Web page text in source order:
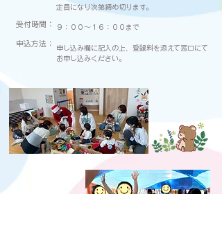
受付時間：
申込方法：
定員になり次第締め切ります。
９：００～１６：００まで
申し込み欄に記入の上、登録料を添えて窓口にて
お申し込みください。